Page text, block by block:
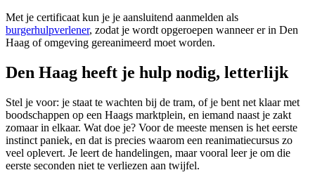
Met je certificaat kun je je aansluitend aanmelden als
burgerhulpverlener, zodat je wordt opgeroepen wanneer er in Den
Haag of omgeving gereanimeerd moet worden.
Den Haag heeft je hulp nodig, letterlijk
Stel je voor: je staat te wachten bij de tram, of je bent net klaar met
boodschappen op een Haags marktplein, en iemand naast je zakt
zomaar in elkaar. Wat doe je? Voor de meeste mensen is het eerste
instinct paniek, en dat is precies waarom een reanimatiecursus zo
veel oplevert. Je leert de handelingen, maar vooral leer je om die
eerste seconden niet te verliezen aan twijfel.